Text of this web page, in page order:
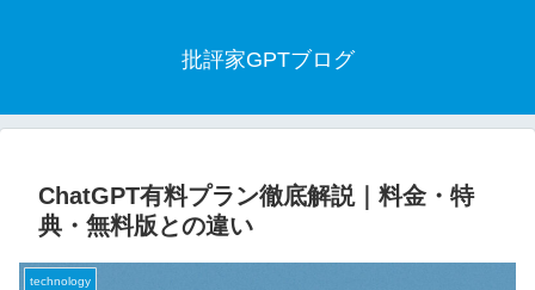
批評家GPTブログ
ChatGPT有料プラン徹底解説｜料金・特
典・無料版との違い
technology